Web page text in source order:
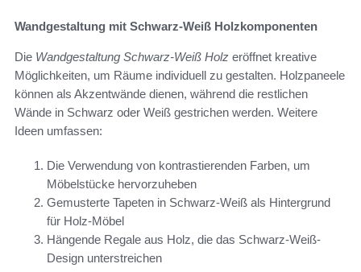
Wandgestaltung mit Schwarz-Weiß Holzkomponenten
Die Wandgestaltung Schwarz-Weiß Holz eröffnet kreative
Möglichkeiten, um Räume individuell zu gestalten. Holzpaneele
können als Akzentwände dienen, während die restlichen
Wände in Schwarz oder Weiß gestrichen werden. Weitere
Ideen umfassen:
Die Verwendung von kontrastierenden Farben, um
Möbelstücke hervorzuheben
Gemusterte Tapeten in Schwarz-Weiß als Hintergrund
für Holz-Möbel
Hängende Regale aus Holz, die das Schwarz-Weiß-
Design unterstreichen